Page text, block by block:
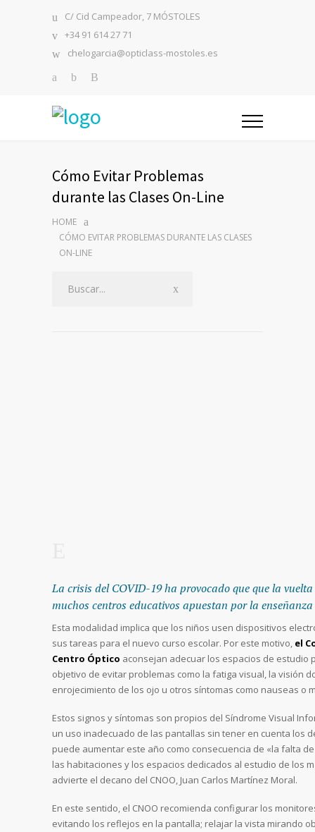
C/ Cid Campeador, 7 MÓSTOLES
+34 91 614 27 71
chelogarcia@opticlass-mostoles.es
Cómo Evitar Problemas
durante las Clases On-Line
HOME
CÓMO EVITAR PROBLEMAS DURANTE LAS CLASES
ON-LINE
La crisis del COVID-19 ha provocado que que la
muchos centros educativos apuestan por la
Esta modalidad implica que los niños usen dispositivos
sus tareas para el nuevo curso escolar. Por este motivo, el
Centro Óptico aconsejan adecuar los espacios de estudio
objetivo de evitar problemas como la fatiga visual, la visión
enrojecimiento de los ojo u otros síntomas como nauseas o
Estos signos y síntomas son propios del Síndrome Visual
un uso inadecuado de las pantallas sin tener en cuenta los
puede aumentar este año como consecuencia de «la falta
las habitaciones y los espacios dedicados al estudio de los
advierte el decano del CNOO, Juan Carlos Martínez Moral.
En este sentido, el CNOO recomienda configurar los
evitando los reflejos en la pantalla; relajar la vista mirando